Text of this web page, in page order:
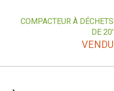
COMPACTEUR À DÉCHETS
DE 20′
VENDU